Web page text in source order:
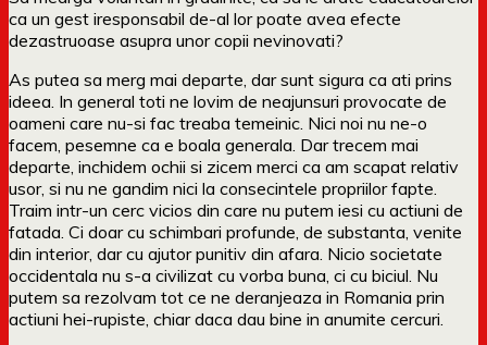
ca un gest iresponsabil de-al lor poate avea efecte
dezastruoase asupra unor copii nevinovati?
As putea sa merg mai departe, dar sunt sigura ca ati prins
ideea. In general toti ne lovim de neajunsuri provocate de
oameni care nu-si fac treaba temeinic. Nici noi nu ne-o
facem, pesemne ca e boala generala. Dar trecem mai
departe, inchidem ochii si zicem merci ca am scapat relativ
usor, si nu ne gandim nici la consecintele propriilor fapte.
Traim intr-un cerc vicios din care nu putem iesi cu actiuni de
fatada. Ci doar cu schimbari profunde, de substanta, venite
din interior, dar cu ajutor punitiv din afara. Nicio societate
occidentala nu s-a civilizat cu vorba buna, ci cu biciul. Nu
putem sa rezolvam tot ce ne deranjeaza in Romania prin
actiuni hei-rupiste, chiar daca dau bine in anumite cercuri.